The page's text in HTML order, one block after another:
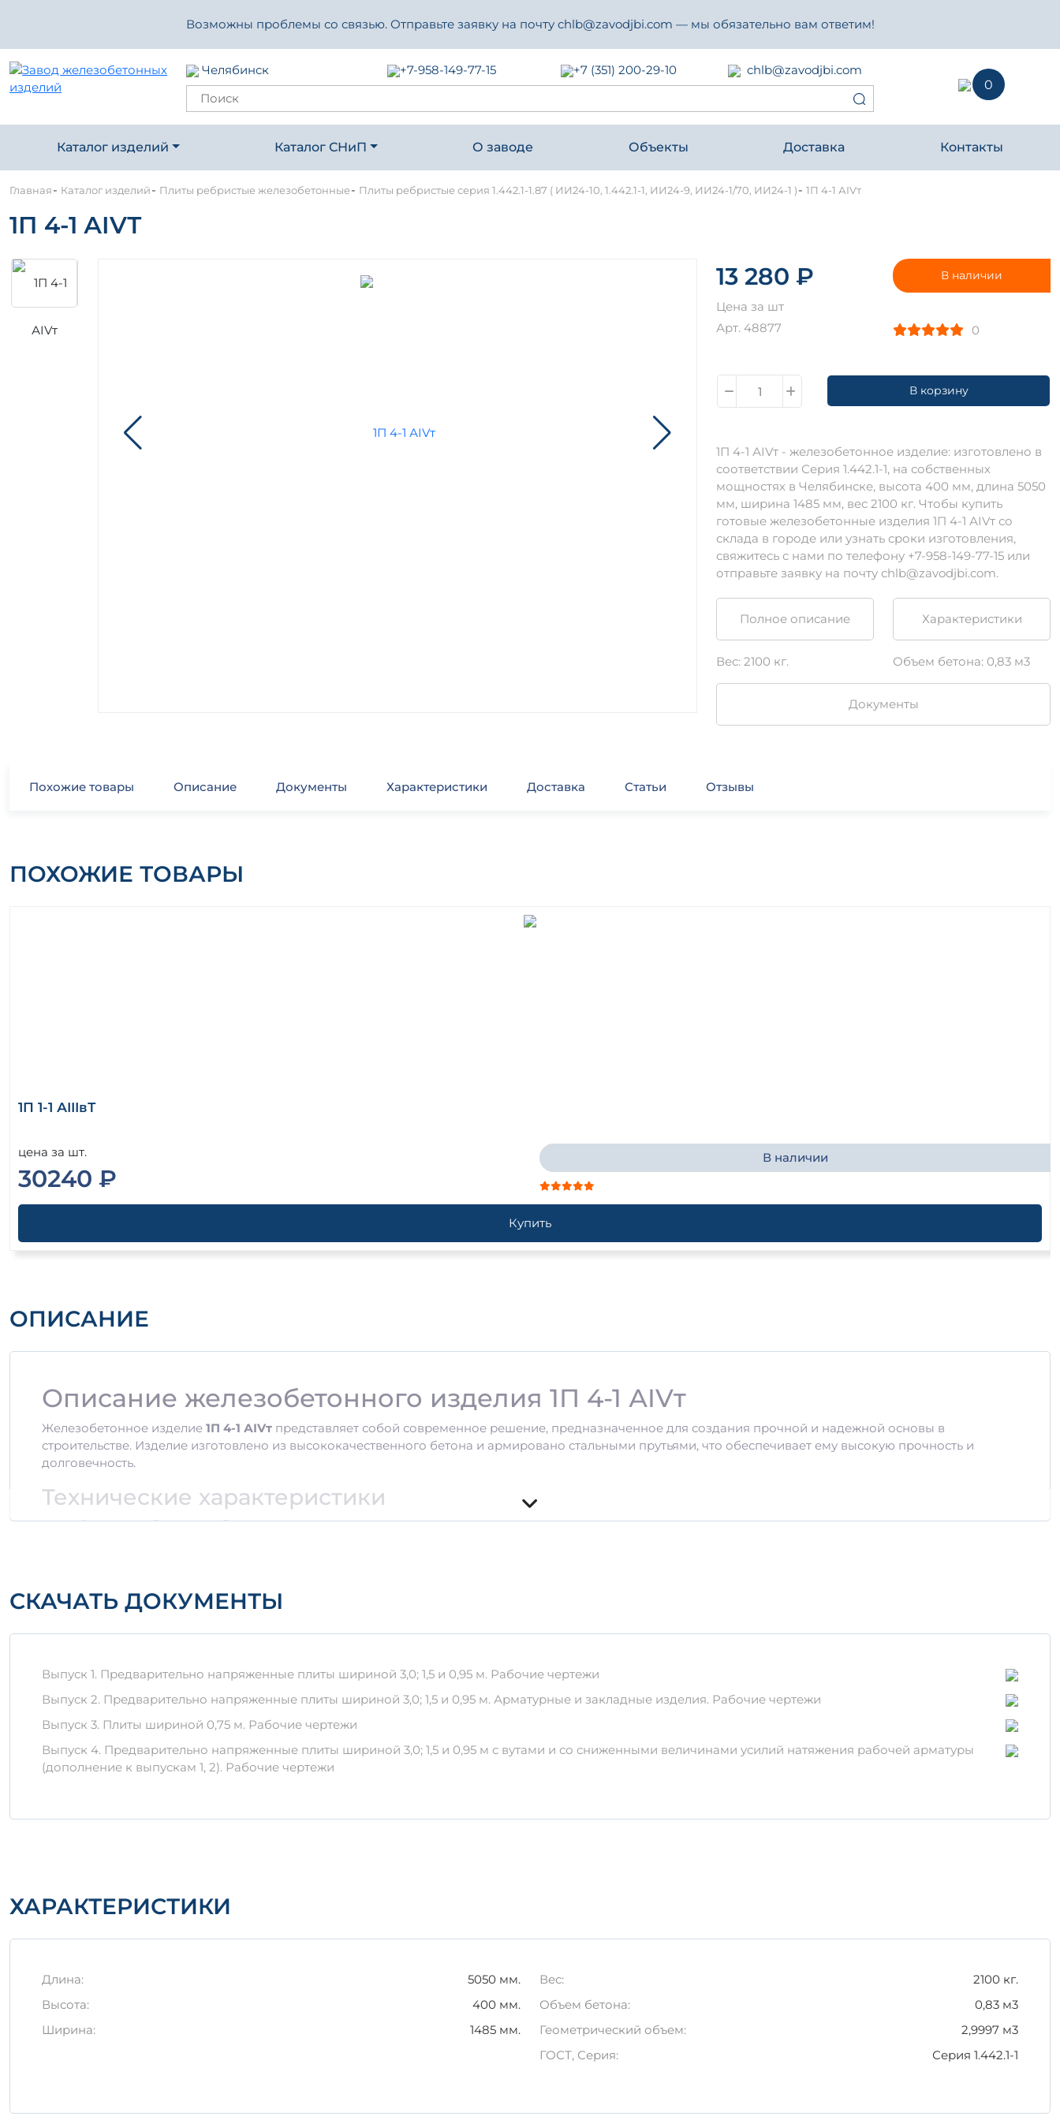
Возможны проблемы со связью. Отправьте заявку на почту chlb@zavodjbi.com — мы обязательно вам ответим!
Челябинск +7-958-149-77-15 +7 (351) 200-29-10
chlb@zavodjbi.com
0
Каталог изделий Каталог СНиП О заводе Объекты Доставка Контакты
Главная- Каталог изделий- Плиты ребристые железобетонные- Плиты ребристые серия 1.442.1-1.87 ( ИИ24-10, 1.442.1-1, ИИ24-9, ИИ24-1/70, ИИ24-1 )- 1П 4-1 АIVт
1П 4-1 АIVТ
13 280 ₽
Цена за шт
Арт. 48877
В наличии
0
В корзину
1П 4-1 АIVт - железобетонное изделие: изготовлено в
соответствии Серия 1.442.1-1, на собственных
мощностях в Челябинске, высота 400 мм, длина 5050
мм, ширина 1485 мм, вес 2100 кг. Чтобы купить
готовые железобетонные изделия 1П 4-1 АIVт со
склада в городе или узнать сроки изготовления,
свяжитесь с нами по телефону +7-958-149-77-15 или
отправьте заявку на почту chlb@zavodjbi.com.
Полное описание Характеристики
Вес: 2100 кг. Объем бетона: 0,83 м3
Документы
Похожие товары Описание Документы Характеристики Доставка Статьи Отзывы
ПОХОЖИЕ ТОВАРЫ
1П 1-1 АIIIвТ
цена за шт.
30240 ₽
В наличии
Купить
ОПИСАНИЕ
Описание железобетонного изделия 1П 4-1 АIVт
Железобетонное изделие 1П 4-1 АIVт представляет собой современное решение, предназначенное для создания прочной и надежной основы в
строительстве. Изделие изготовлено из высококачественного бетона и армировано стальными прутьями, что обеспечивает ему высокую прочность и
долговечность.
Технические характеристики
Объем:0,83 м³ и 2,9997 м³
Преимущества использования
Изделие1П 4-1 АIVтобладает рядом ключевых преимуществ:
Высокая прочность на сжатие и изгиб.
Долгий срок службы без необходимости в обслуживании.
Правильное хранение и транспортировка
Важным аспектом эксплуатации1П 4-1 АIVтявляется правильное хранение и транспортировка:
СКАЧАТЬ ДОКУМЕНТЫ
Выпуск 1. Предварительно напряженные плиты шириной 3,0; 1,5 и 0,95 м. Рабочие чертежи
Выпуск 2. Предварительно напряженные плиты шириной 3,0; 1,5 и 0,95 м. Арматурные и закладные изделия. Рабочие чертежи
Выпуск 3. Плиты шириной 0,75 м. Рабочие чертежи
Выпуск 4. Предварительно напряженные плиты шириной 3,0; 1,5 и 0,95 м с вутами и со сниженными величинами усилий натяжения рабочей арматуры
(дополнение к выпускам 1, 2). Рабочие чертежи
ХАРАКТЕРИСТИКИ
Длина:
5050 мм.
Высота:
400 мм.
Ширина:
1485 мм.
Вес:
2100 кг.
Объем бетона:
0,83 м3
Геометрический объем:
2,9997 м3
ГОСТ, Серия:
Серия 1.442.1-1